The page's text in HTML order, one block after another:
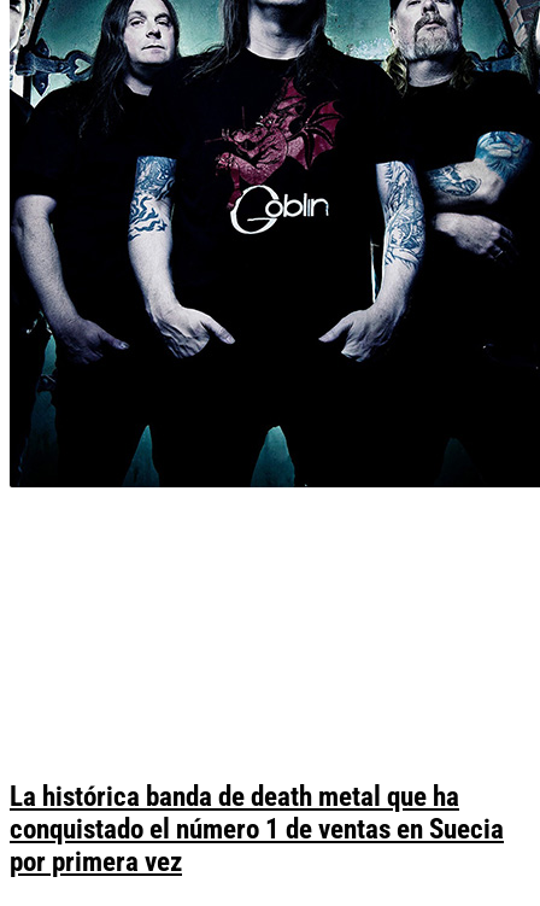
La histórica banda de death metal que ha
conquistado el número 1 de ventas en Suecia
por primera vez